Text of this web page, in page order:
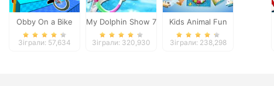
Obby On a Bike
Зіграли: 57,634
My Dolphin Show 7
Зіграли: 320,930
Kids Animal Fun
Зіграли: 238,298